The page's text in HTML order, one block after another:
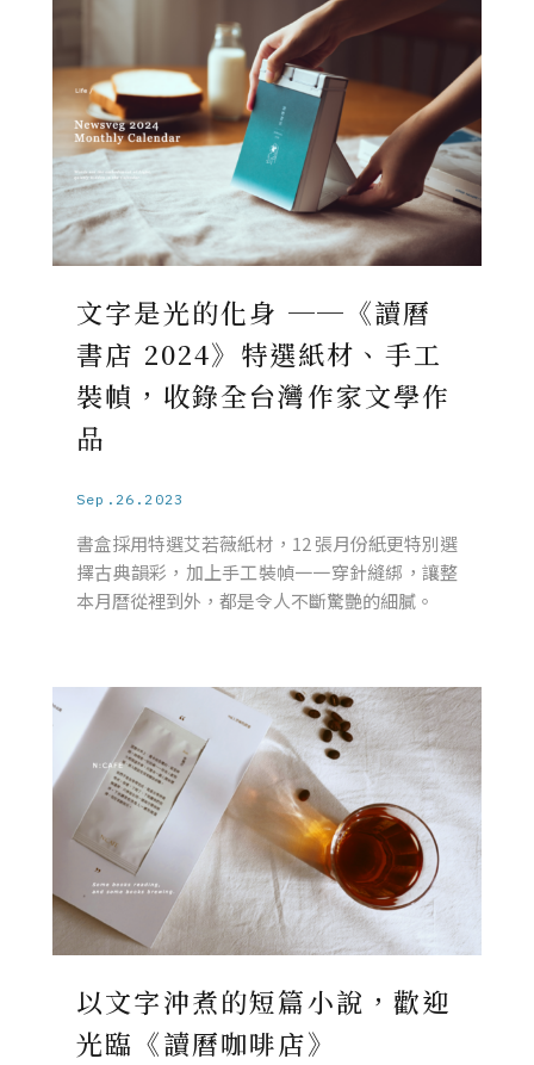
文字是光的化身 ──《讀曆
書店 2024》特選紙材、手工
裝幀，收錄全台灣作家文學作
品
Sep.26.2023
書盒採用特選艾若薇紙材，12 張月份紙更特別選
擇古典韻彩，加上手工裝幀一一穿針縫綁，讓整
本月曆從裡到外，都是令人不斷驚艷的細膩。
以文字沖煮的短篇小說，歡迎
光臨《讀曆咖啡店》